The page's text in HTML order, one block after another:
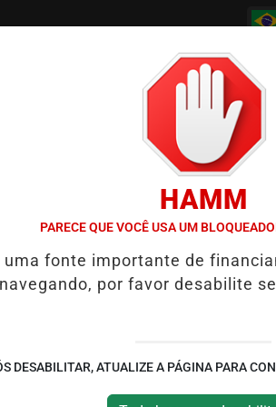
CANAL RPJ CONTATO
7 SINAIS DE QUE UM IDOSO DEVE
HAMM
PARECE QUE VOCÊ USA UM
fonte importante de
por favor desabilite
DESABILITAR, ATUALIZE A PÁGINA PARA